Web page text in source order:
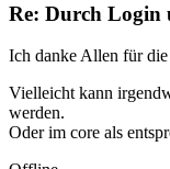
Re: Durch Login
Ich danke Allen für
Vielleicht kann
werden.
Oder im core als